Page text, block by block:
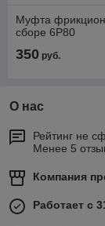
Муфта
сборе 6Р80
350 руб.
О нас
Рейтинг не
Менее 5
Компания
Работает с